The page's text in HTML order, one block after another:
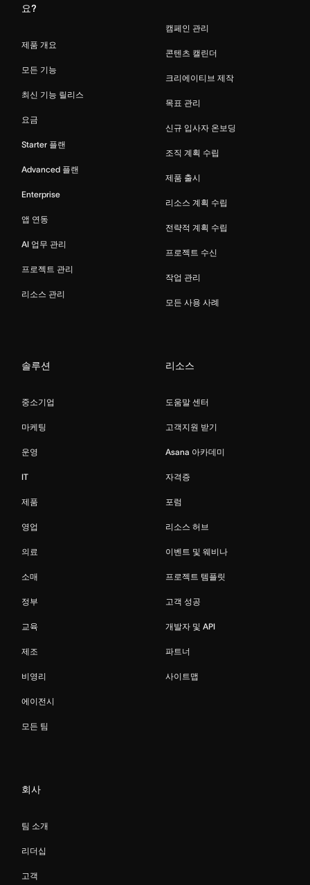
요?
제품 개요
모든 기능
최신 기능 릴리스
요금
Starter 플랜
Advanced 플랜
Enterprise
앱 연동
AI 업무 관리
프로젝트 관리
리소스 관리
캠페인 관리
콘텐츠 캘린더
크리에이티브 제작
목표 관리
신규 입사자 온보딩
조직 계획 수립
제품 출시
리소스 계획 수립
전략적 계획 수립
프로젝트 수신
작업 관리
모든 사용 사례
솔루션
중소기업
마케팅
운영
IT
제품
영업
의료
소매
정부
교육
제조
비영리
에이전시
모든 팀
리소스
도움말 센터
고객지원 받기
Asana 아카데미
자격증
포럼
리소스 허브
이벤트 및 웨비나
프로젝트 템플릿
고객 성공
개발자 및 API
파트너
사이트맵
회사
팀 소개
리더십
고객